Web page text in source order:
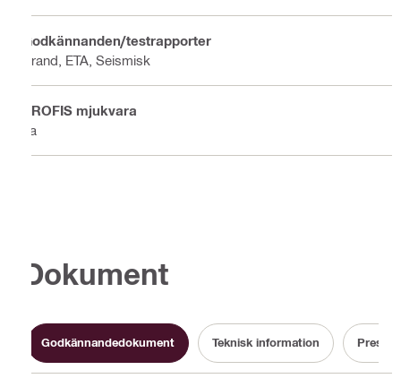
Godkännanden/testrapporter
Brand, ETA, Seismisk
PROFIS mjukvara
Ja
Dokument
Godkännandedokument Teknisk information